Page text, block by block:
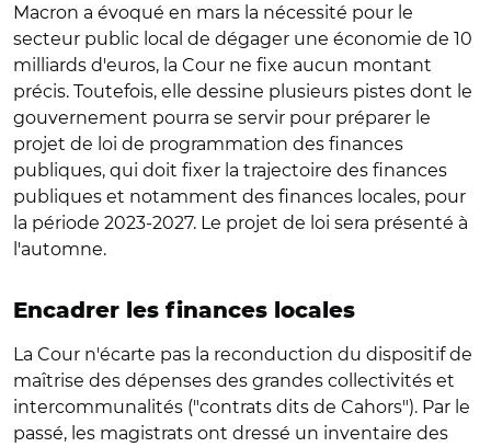
Macron a évoqué en mars la nécessité pour le
secteur public local de dégager une économie de 10
milliards d'euros, la Cour ne fixe aucun montant
précis. Toutefois, elle dessine plusieurs pistes dont le
gouvernement pourra se servir pour préparer le
projet de loi de programmation des finances
publiques, qui doit fixer la trajectoire des finances
publiques et notamment des finances locales, pour
la période 2023-2027. Le projet de loi sera présenté à
l'automne.
Encadrer les finances locales
La Cour n'écarte pas la reconduction du dispositif de
maîtrise des dépenses des grandes collectivités et
intercommunalités ("contrats dits de Cahors"). Par le
passé, les magistrats ont dressé un inventaire des